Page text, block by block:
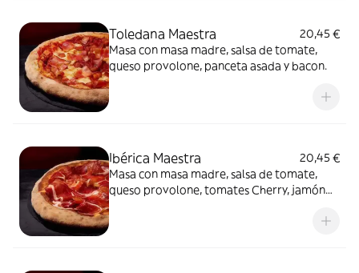
Toledana Maestra
20,45 €
Masa con masa madre, salsa de tomate,
queso provolone, panceta asada y bacon.
Ibérica Maestra
20,45 €
Masa con masa madre, salsa de tomate,
queso provolone, tomates Cherry, jamón